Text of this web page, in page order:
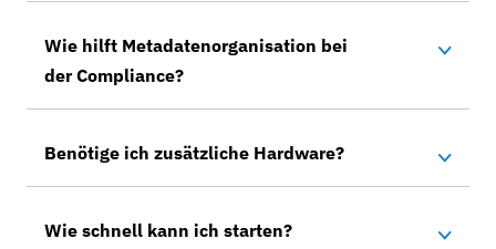
Wie hilft Metadatenorganisation bei
der Compliance?
Benötige ich zusätzliche Hardware?
Wie schnell kann ich starten?